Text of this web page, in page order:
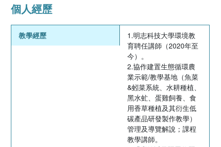
個人經歷
教學經歷
1.明志科技大學環境教
育聘任講師（2020年至
今）。
2.協作建置生態循環農
業示範/教學基地（魚菜
&蚓菜系統、水耕種植、
黑水虻、蛋雞飼養、食
用香草種植及其衍生低
碳產品研發製作教學）
管理及導覽解說；課程
教學講師。